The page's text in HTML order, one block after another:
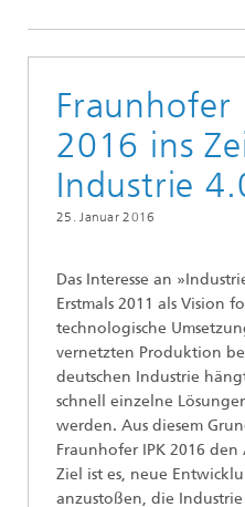
Fraunhofer
2016 ins
Industrie
25. Januar 2016
Das Interesse an
Erstmals 2011 als Vision
technologische
vernetzten Produktion
deutschen Industrie
schnell einzelne
werden. Aus diesem
Fraunhofer IPK 2016 den
Ziel ist es, neue
anzustoßen, die